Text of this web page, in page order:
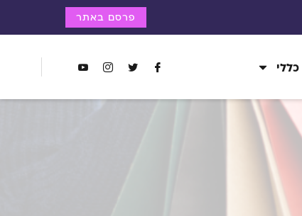
פרסם באתר
כללי